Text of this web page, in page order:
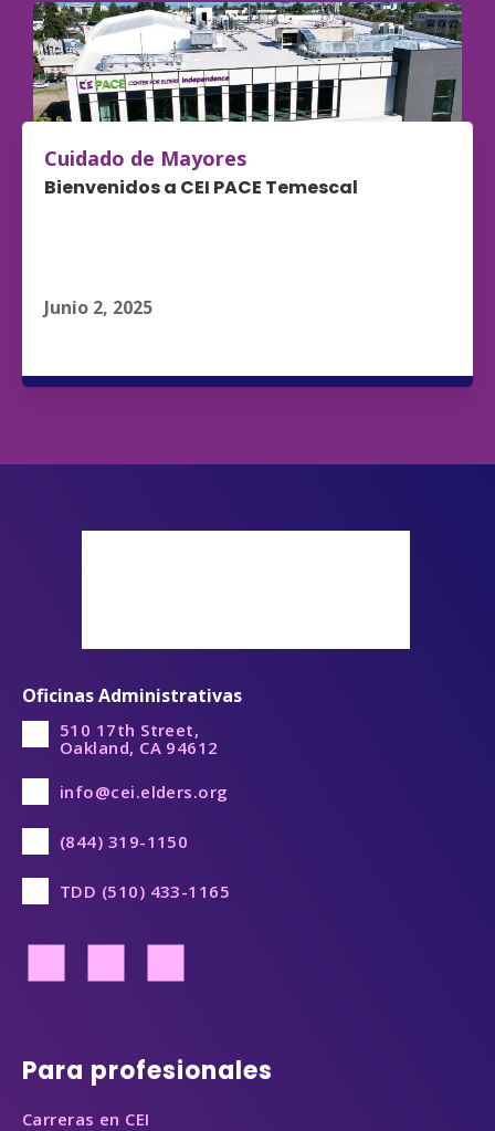
Cuidado de Mayores
Bienvenidos a CEI PACE Temescal
Junio 2, 2025
Oficinas Administrativas
510 17th Street,
Oakland, CA 94612
info@cei.elders.org
(844) 319-1150
TDD (510) 433-1165
Pie de página
Para profesionales
Carreras en CEI